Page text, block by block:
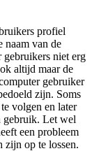
profiel
naam van de
niet erg
altijd maar de
gebruiker
zijn. Soms
volgen en later
gebruik. Let wel
een probleem
zijn op te lossen.